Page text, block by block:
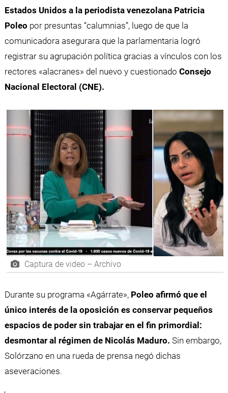
Estados Unidos a la periodista venezolana Patricia
Poleo por presuntas “calumnias”, luego de que la
comunicadora asegurara que la parlamentaria logró
registrar su agrupación política gracias a vínculos con los
rectores «alacranes» del nuevo y cuestionado Consejo
Nacional Electoral (CNE).
Captura de video – Archivo
Durante su programa «Agárrate», Poleo afirmó que el
único interés de la oposición es conservar pequeños
espacios de poder sin trabajar en el fin primordial:
desmontar al régimen de Nicolás Maduro. Sin embargo,
Solórzano en una rueda de prensa negó dichas
aseveraciones.